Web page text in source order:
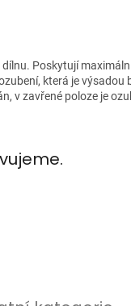
Poskytují
která je výsadou
v zavřené poloze je